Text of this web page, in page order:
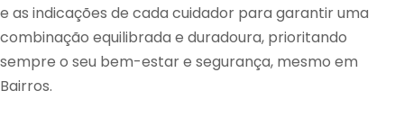
e as indicações de cada cuidador para garantir uma
combinação equilibrada e duradoura, prioritando
sempre o seu bem-estar e segurança, mesmo em
Bairros.